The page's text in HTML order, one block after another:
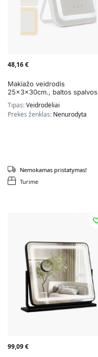
48,16€
Makiažo veidrodis
25x3x30cm., baltos spalvos
Tipas:Veidrodėliai
Prekės ženklas: Nenurodyta
Turime
Nemokamas pristatymas!
99,09€